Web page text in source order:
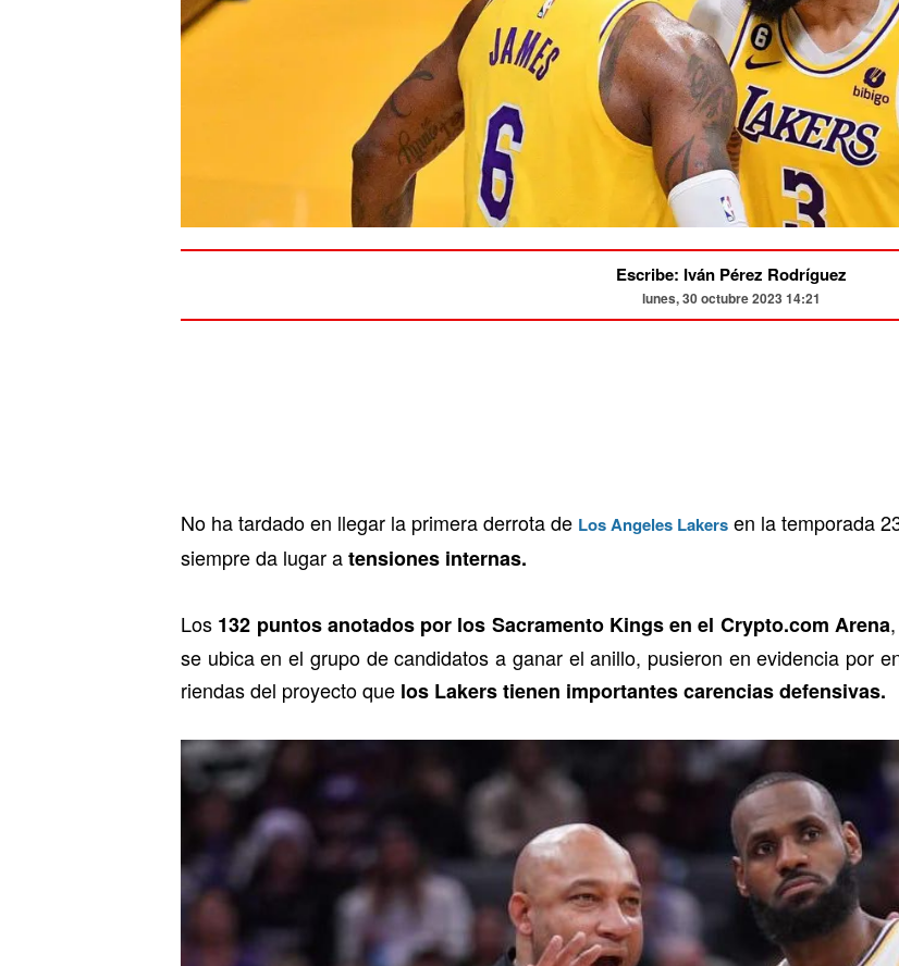
Escribe: Iván Pérez Rodríguez
lunes, 30 octubre 2023 14:21
No ha tardado en llegar la primera derrota de Los Angeles Lakers en la temporada
siempre da lugar atensiones internas.
Los 132 puntos anotados por los Sacramento Kings en el Crypto.com Arena
se ubica en el grupo de candidatos a ganar el anillo, pusieron en evidencia por
riendas del proyecto que los Lakers tienen importantes carencias defensivas.